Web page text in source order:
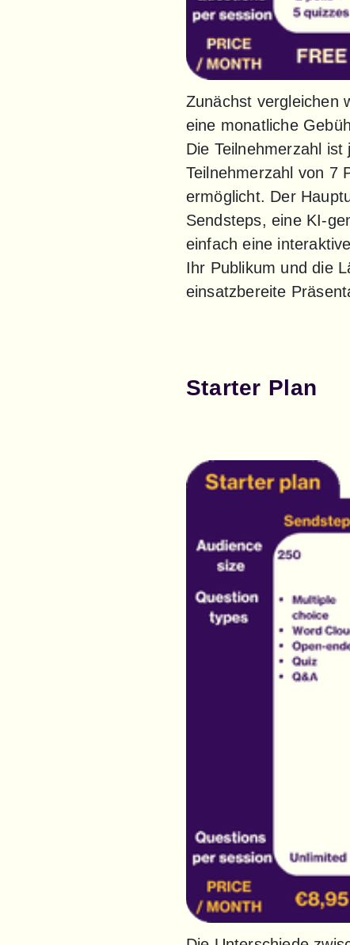
Zunächst vergleichen
eine monatliche
Die Teilnehmerzahl
Teilnehmerzahl von 7
ermöglicht. Der
Sendsteps, eine KI-
einfach eine
Ihr Publikum und die
einsatzbereite
Starter Plan